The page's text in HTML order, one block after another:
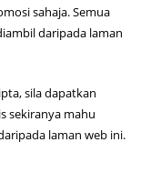
sahaja. Semua
daripada laman
sila dapatkan
sekiranya mahu
laman web ini.